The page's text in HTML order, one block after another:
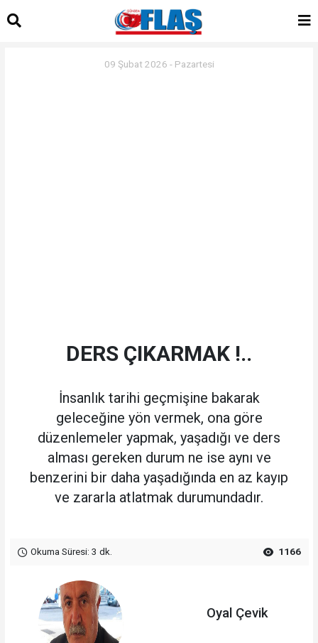
09 Şubat 2026 - Pazartesi
DERS ÇIKARMAK !..
İnsanlık tarihi geçmişine bakarak
geleceğine yön vermek, ona göre
düzenlemeler yapmak, yaşadığı ve ders
alması gereken durum ne ise aynı ve
benzerini bir daha yaşadığında en az kayıp
ve zararla atlatmak durumundadır.
Okuma Süresi: 3 dk. 1166
Oyal Çevik